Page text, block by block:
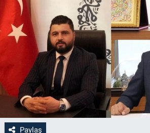
Paylaş
Asayiş
Yaşam
Sağlık
Eğitim
Kültür
3.Sayfa